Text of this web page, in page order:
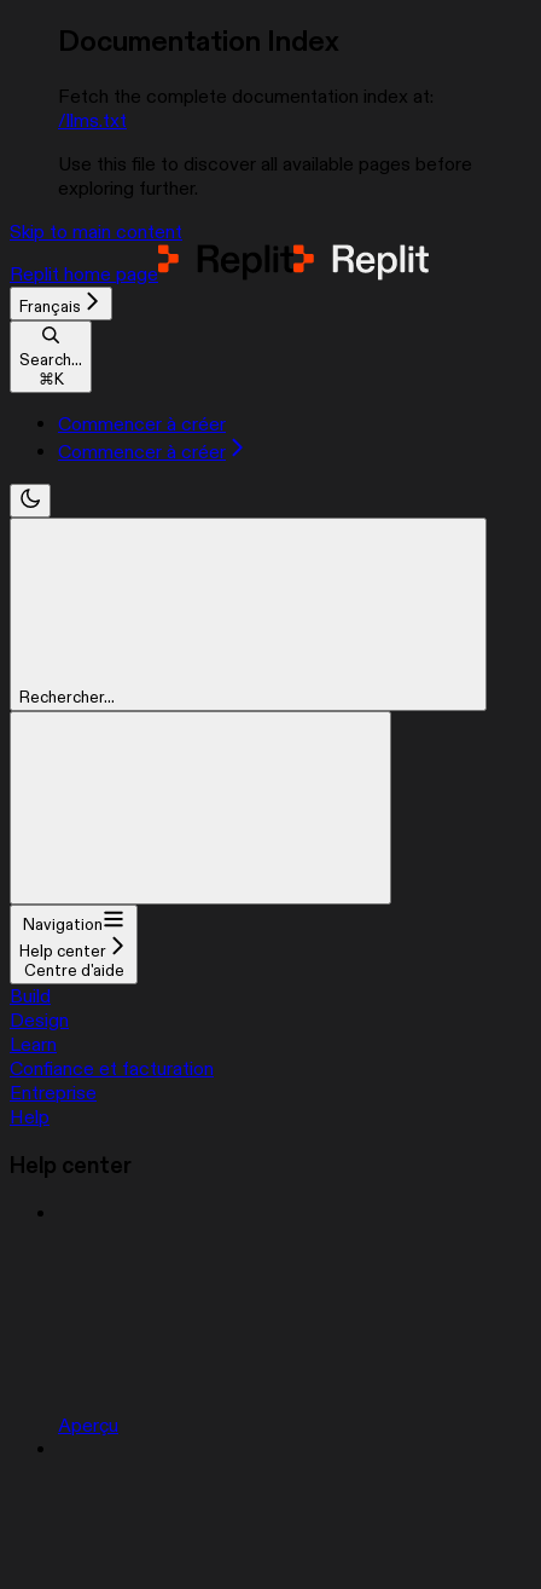
Documentation Index
Fetch the complete documentation index at:
/llms.txt
Use this file to discover all available pages before
exploring further.
Skip to main content
Replit home page
Français
Search...
⌘K
Commencer à créer
Commencer à créer
Rechercher...
Navigation
Help center
Centre d'aide
Build
Design
Learn
Confiance et facturation
Entreprise
Help
Help center
Aperçu